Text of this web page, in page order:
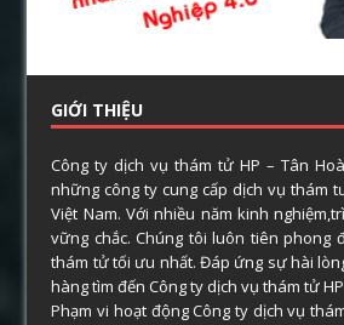
GIỚI THIỆU
Công ty dịch vụ thám tử HP – Tân
những công ty cung cấp dịch vụ thám
Việt Nam. Với nhiều năm kinh
vững chắc. Chúng tôi luôn tiên phong
thám tử tối ưu nhất. Đáp ứng sự hài
hàng tìm đến Công ty dịch vụ thám tử
Phạm vi hoạt động Công ty dịch vụ